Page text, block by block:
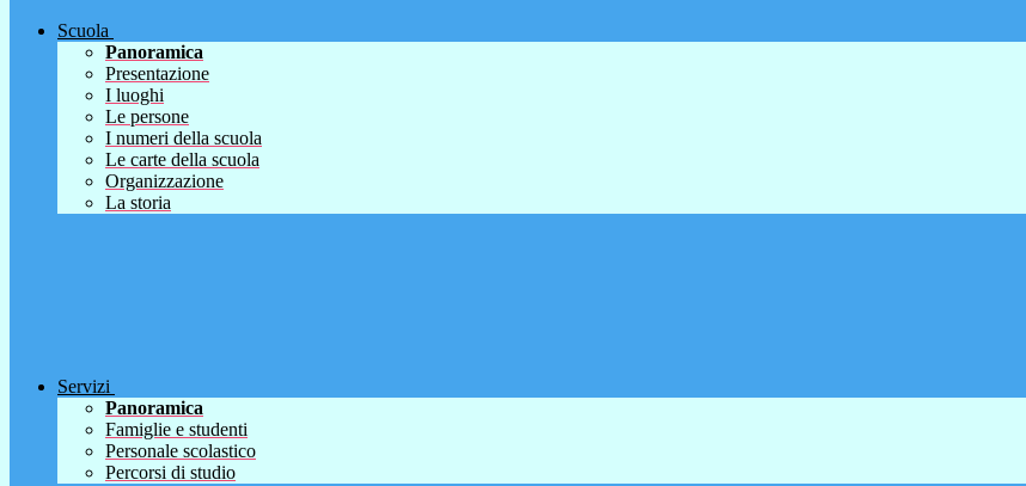
Scuola
Panoramica
Presentazione
I luoghi
Le persone
I numeri della scuola
Le carte della scuola
Organizzazione
La storia
Servizi
Panoramica
Famiglie e studenti
Personale scolastico
Percorsi di studio